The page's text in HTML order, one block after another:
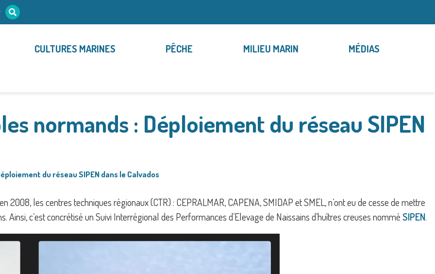
CULTURES MARINES PÊCHE MILIEU MARIN MÉDIAS
normands : Déploiement du réseau SIPEN
du réseau SIPEN dans le Calvados
2008, les centres techniques régionaux (CTR) : CEPRALMAR, CAPENA, SMIDAP et SMEL, n’ont eu de cesse de mettre
c’est concrétisé un Suivi Interrégional des Performances d’Elevage de Naissains d’huîtres creuses nomméSIPEN.